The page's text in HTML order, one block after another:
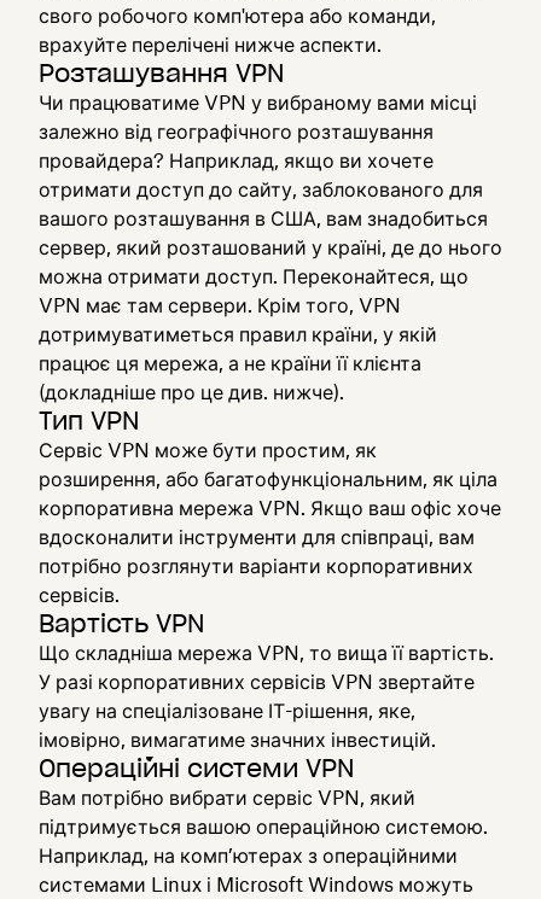
свого робочого комп'ютера або команди,
врахуйте перелічені нижче аспекти.
Розташування VPN
Чи працюватиме VPN у вибраному вами місці
залежно від географічного розташування
провайдера? Наприклад, якщо ви хочете
отримати доступ до сайту, заблокованого для
вашого розташування в США, вам знадобиться
сервер, який розташований у країні, де до нього
можна отримати доступ. Переконайтеся, що
VPN має там сервери. Крім того, VPN
дотримуватиметься правил країни, у якій
працює ця мережа, а не країни її клієнта
(докладніше про це див. нижче).
Тип VPN
Сервіс VPN може бути простим, як
розширення, або багатофункціональним, як ціла
корпоративна мережа VPN. Якщо ваш офіс хоче
вдосконалити інструменти для співпраці, вам
потрібно розглянути варіанти корпоративних
сервісів.
Вартість VPN
Що складніша мережа VPN, то вища її вартість.
У разі корпоративних сервісів VPN звертайте
увагу на спеціалізоване ІТ-рішення, яке,
імовірно, вимагатиме значних інвестицій.
Операційні системи VPN
Вам потрібно вибрати сервіс VPN, який
підтримується вашою операційною системою.
Наприклад, на комп’ютерах з операційними
системами Linux і Microsoft Windows можуть